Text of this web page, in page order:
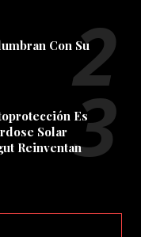
Con Su
Es
Solar
Reinventan